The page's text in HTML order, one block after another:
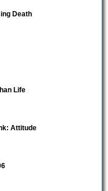
Death
Life
Attitude